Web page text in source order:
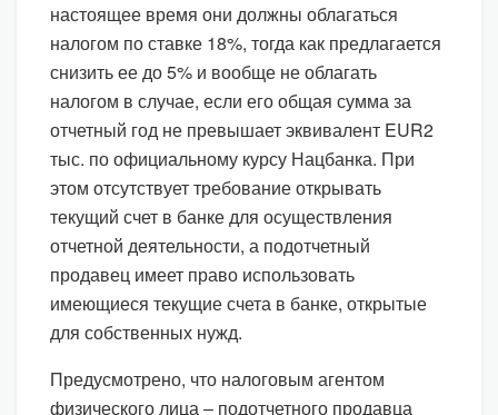
настоящее время они должны облагаться
налогом по ставке 18%, тогда как предлагается
снизить ее до 5% и вообще не облагать
налогом в случае, если его общая сумма за
отчетный год не превышает эквивалент EUR2
тыс. по официальному курсу Нацбанка. При
этом отсутствует требование открывать
текущий счет в банке для осуществления
отчетной деятельности, а подотчетный
продавец имеет право использовать
имеющиеся текущие счета в банке, открытые
для собственных нужд.
Предусмотрено, что налоговым агентом
физического лица – подотчетного продавца